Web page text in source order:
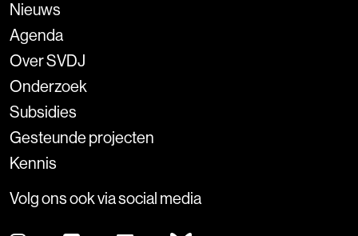
Nieuws
Agenda
Over SVDJ
Onderzoek
Subsidies
Gesteunde projecten
Kennis
Volg ons ook via social media